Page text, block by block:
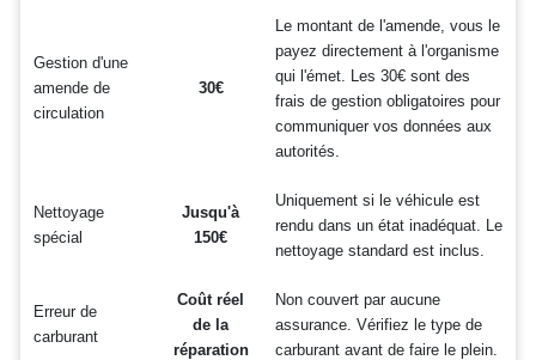
Gestion d'une
amende de
circulation
30€
Le montant de l'amende, vous le
payez directement à l'organisme
qui l'émet. Les 30€ sont des
frais de gestion obligatoires pour
communiquer vos données aux
autorités.
Nettoyage
spécial
Jusqu'à
150€
Uniquement si le véhicule est
rendu dans un état inadéquat. Le
nettoyage standard est inclus.
Erreur de
carburant
Coût réel
de la
réparation
Non couvert par aucune
assurance. Vérifiez le type de
carburant avant de faire le plein.